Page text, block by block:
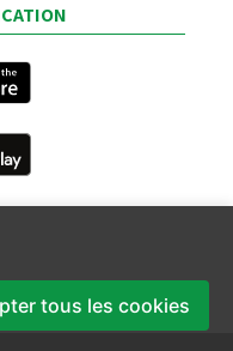
tous les cookies